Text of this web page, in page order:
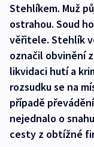
Stehlíkem. Muž
ostrahou. Soud
věřitele. Stehlík
označil obvinění
likvidaci hutí a
rozsudku se na
případě
nejednalo o
cesty z obtížné